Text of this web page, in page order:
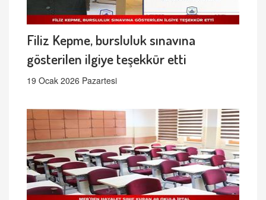
Filiz Kepme, bursluluk sınavına
gösterilen ilgiye teşekkür etti
19 Ocak 2026 Pazartesi